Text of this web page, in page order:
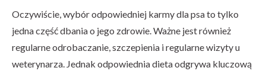
Oczywiście, wybór odpowiedniej karmy dla psa to tylko
jedna część dbania o jego zdrowie. Ważne jest również
regularne odrobaczanie, szczepienia i regularne wizyty u
weterynarza. Jednak odpowiednia dieta odgrywa kluczową